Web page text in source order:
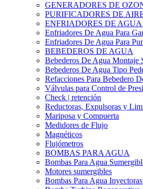
GENERADORES DE
PURIFICADORES DE
ENFRIADORES DE
Enfriadores De Agua Para
Enfriadores De Agua Para
BEBEDEROS DE AGUA
Bebederos De Agua Montaje
Bebederos De Agua Tipo
Refacciones Para Bebedero
Válvulas para Control de
Check | retención
Reductoras, Expulsoras y
Mariposa y Compuerta
Medidores de Flujo
Magnéticos
Flujómetros
BOMBAS PARA AGUA
Bombas Para Agua
Motores sumergibles
Bombas Para Agua Inyectoras